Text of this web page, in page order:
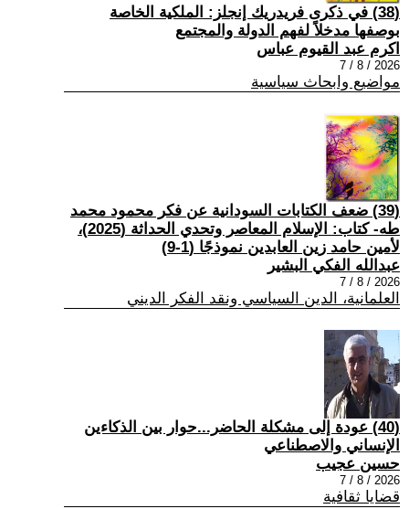
(38) في ذكرى فريدريك إنجلز: الملكية الخاصة
بوصفها مدخلاً لفهم الدولة والمجتمع
اكرم عبد القيوم عباس
2026 / 8 / 7
مواضيع وابحاث سياسية
(39) ضعف الكتابات السودانية عن فكر محمود محمد
طه- كتاب: الإسلام المعاصر وتحدي الحداثة (2025)،
لأمين حامد زين العابدين نموذجًا (1-9)
عبدالله الفكي البشير
2026 / 8 / 7
العلمانية، الدين السياسي ونقد الفكر الديني
(40) عودة إلى مشكلة الحاضر...حوار بين الذكاءين
الإنساني والاصطناعي
حسين عجيب
2026 / 8 / 7
قضايا ثقافية